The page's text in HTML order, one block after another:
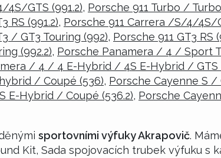
4S/GTS (991.2), Porsche 911 Turbo / Turbo
RS (991.2), Porsche 911 Carrera /S/4/4S/
/ GT3 Touring (992), Porsche 911 GT3 RS
(992.2), Porsche Panamera / 4 / Sport
/ 4 / 4 E-Hybrid / 4S E-Hybrid /
/ Coupé (536), Porsche Cayenne S /
E-Hybrid / Coupé (536.2), Porsche
sportovními výfuky Akrapovič.
Kit, Sada spojovacích trubek výfuku s